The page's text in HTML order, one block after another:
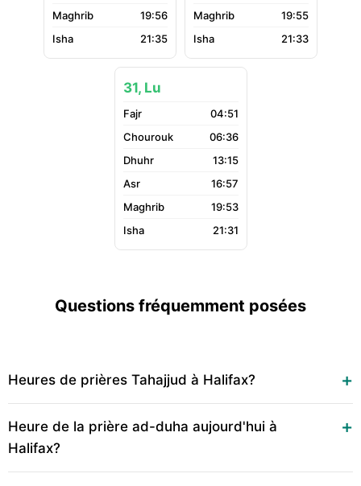
19:56
21:35
19:55
21:33
31, Lu
04:51
06:36
13:15
16:57
19:53
21:31
Questions fréquemment posées
Heures de prières Tahajjud à Halifax?
Heure de la prière ad-duha aujourd'hui à
Halifax?